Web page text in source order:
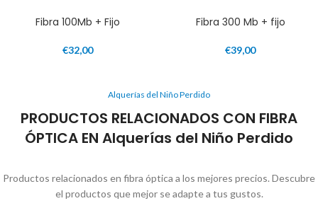
Fibra 100Mb + Fijo
€32,00
Fibra 300 Mb + fijo
€39,00
Alquerías del Niño Perdido
PRODUCTOS RELACIONADOS CON FIBRA
ÓPTICA EN Alquerías del Niño Perdido
Productos relacionados en fibra óptica a los mejores precios. Descubre
el productos que mejor se adapte a tus gustos.